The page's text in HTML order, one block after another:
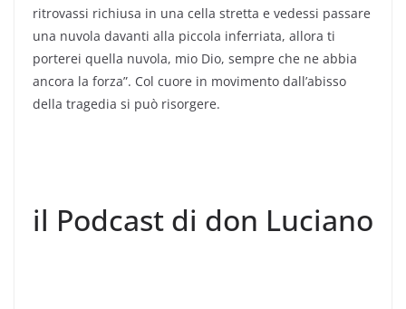
ritrovassi richiusa in una cella stretta e vedessi passare
una nuvola davanti alla piccola inferriata, allora ti
porterei quella nuvola, mio Dio, sempre che ne abbia
ancora la forza”. Col cuore in movimento dall’abisso
della tragedia si può risorgere.
il Podcast di don Luciano